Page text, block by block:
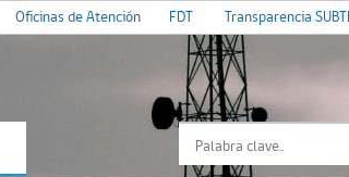
Oficinas de Atención FDT Transparencia